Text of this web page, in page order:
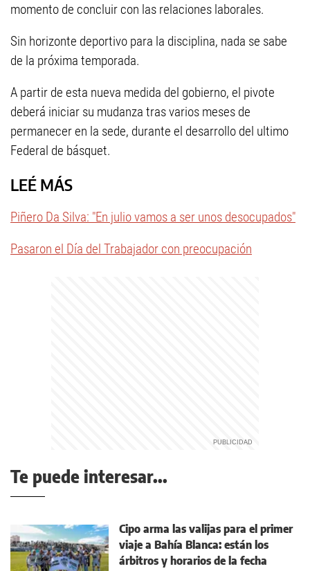
momento de concluir con las relaciones laborales.
Sin horizonte deportivo para la disciplina, nada se sabe
de la próxima temporada.
A partir de esta nueva medida del gobierno, el pivote
deberá iniciar su mudanza tras varios meses de
permanecer en la sede, durante el desarrollo del ultimo
Federal de básquet.
LEÉ MÁS
Piñero Da Silva: "En julio vamos a ser unos desocupados"
Pasaron el Día del Trabajador con preocupación
Te puede interesar...
Cipo arma las valijas para el primer
viaje a Bahía Blanca: están los
árbitros y horarios de la fecha